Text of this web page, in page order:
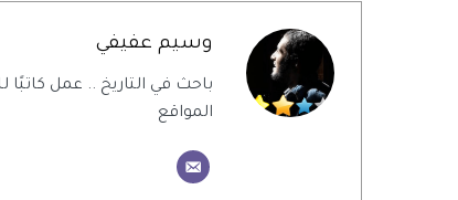
وسيم عفيفي
باحث في التاريخ .. عمل كاتبًا
المواقع